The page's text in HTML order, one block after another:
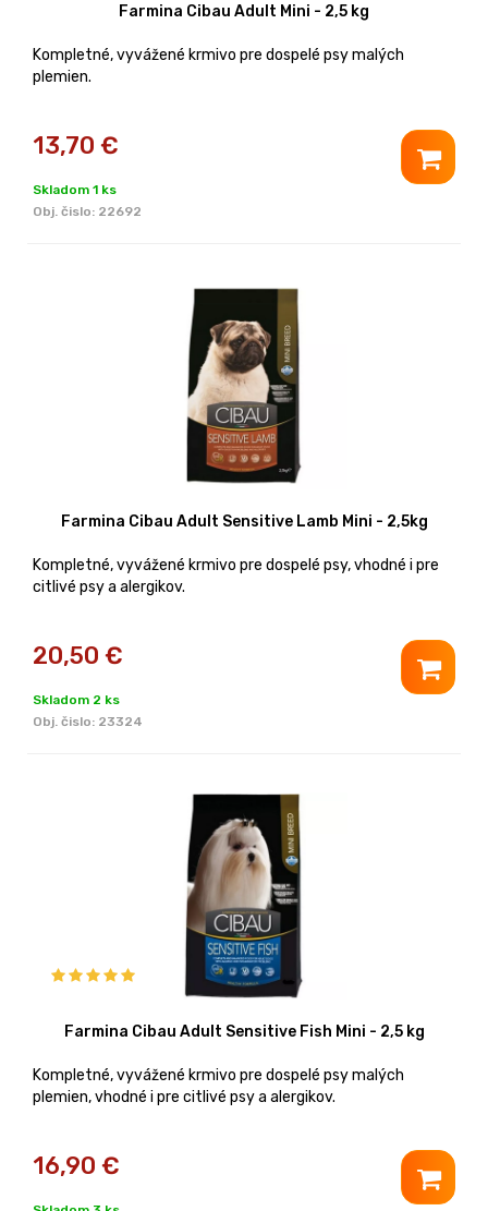
Farmina Cibau Adult Mini - 2,5 kg
Kompletné, vyvážené krmivo pre dospelé psy malých
plemien.
13,70 €
Skladom 1 ks
Obj. čislo: 22692
Farmina Cibau Adult Sensitive Lamb Mini - 2,5kg
Kompletné, vyvážené krmivo pre dospelé psy, vhodné i pre
citlivé psy a alergikov.
20,50 €
Skladom 2 ks
Obj. čislo: 23324
Farmina Cibau Adult Sensitive Fish Mini - 2,5 kg
Kompletné, vyvážené krmivo pre dospelé psy malých
plemien, vhodné i pre citlivé psy a alergikov.
16,90 €